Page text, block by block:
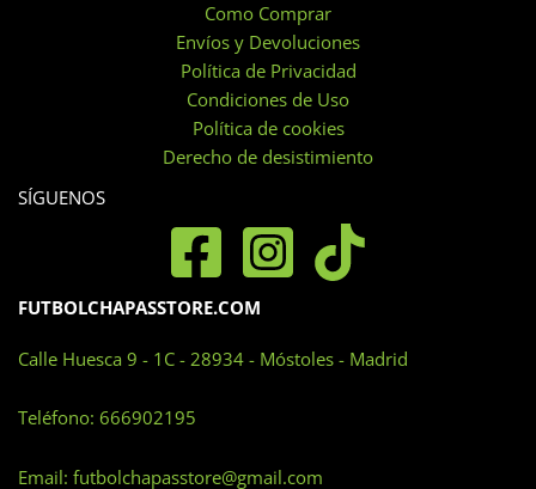
Como Comprar
Envíos y Devoluciones
Política de Privacidad
Condiciones de Uso
Política de cookies
Derecho de desistimiento
SÍGUENOS
FUTBOLCHAPASSTORE.COM
Calle Huesca 9 - 1C - 28934 - Móstoles - Madrid
Teléfono: 666902195
Email: futbolchapasstore@gmail.com